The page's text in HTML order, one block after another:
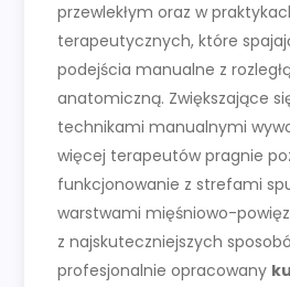
przewlekłym oraz w
terapeutycznych, które
podejścia manualne z
anatomiczną. Zwiększające
technikami manualnymi
więcej terapeutów pragnie
funkcjonowanie z strefami
warstwami mięśniowo-
z najskuteczniejszych
profesjonalnie opracowany